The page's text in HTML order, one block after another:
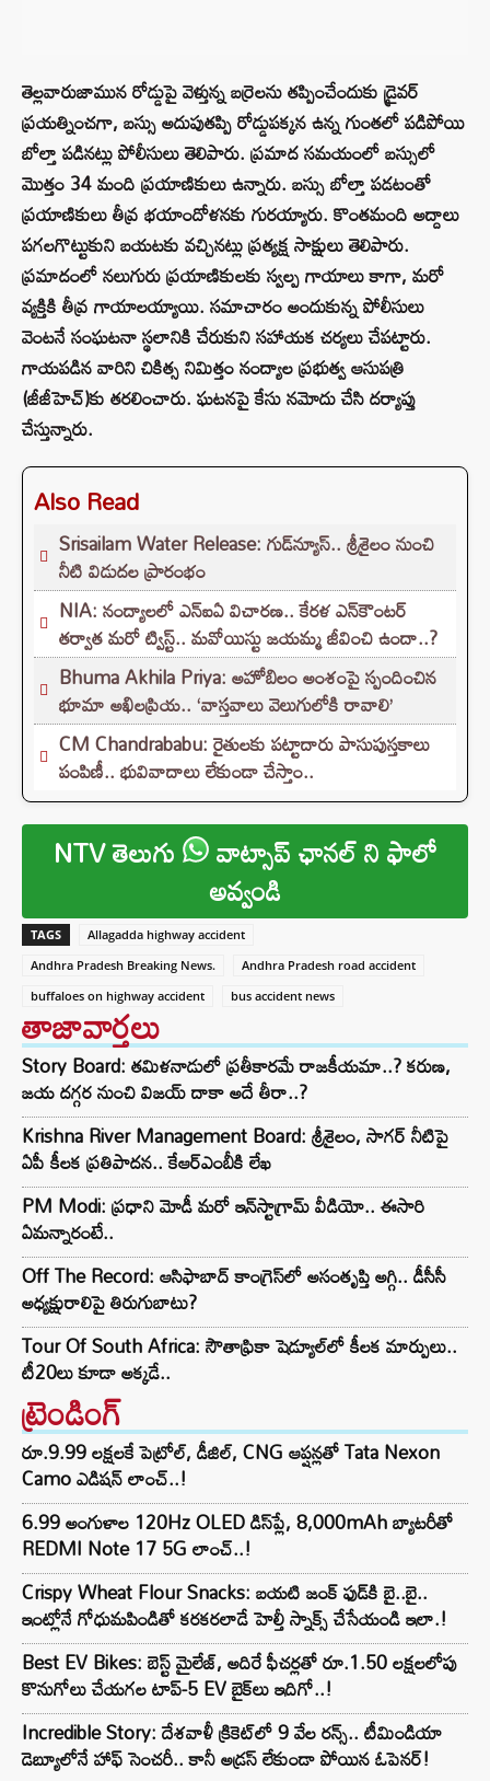
తెల్లవారుజామున రోడ్డుపై వెళ్తున్న బర్రెలను తప్పించేందుకు డ్రైవర్
ప్రయత్నించగా, బస్సు అదుపుతప్పి రోడ్డుపక్కన ఉన్న గుంతలో పడిపోయి
బోల్తా పడినట్లు పోలీసులు తెలిపారు. ప్రమాద సమయంలో బస్సులో
మొత్తం 34 మంది ప్రయాణికులు ఉన్నారు. బస్సు బోల్తా పడటంతో
ప్రయాణికులు తీవ్ర భయాందోళనకు గురయ్యారు. కొంతమంది అద్దాలు
పగలగొట్టుకుని బయటకు వచ్చినట్లు ప్రత్యక్ష సాక్షులు తెలిపారు.
ప్రమాదంలో నలుగురు ప్రయాణికులకు స్వల్ప గాయాలు కాగా, మరో
వ్యక్తికి తీవ్ర గాయాలయ్యాయి. సమాచారం అందుకున్న పోలీసులు
వెంటనే సంఘటనా స్థలానికి చేరుకుని సహాయక చర్యలు చేపట్టారు.
గాయపడిన వారిని చికిత్స నిమిత్తం నంద్యాల ప్రభుత్వ ఆసుపత్రి
(జీజీహెచ్)కు తరలించారు. ఘటనపై కేసు నమోదు చేసి దర్యాప్తు
చేస్తున్నారు.
Also Read
Srisailam Water Release: గుడ్‌న్యూస్‌.. శ్రీశైలం నుంచి
నీటి విడుదల ప్రారంభం
NIA: నంద్యాలలో ఎన్‌ఐఏ విచారణ.. కేరళ ఎన్‌కౌంటర్‌
తర్వాత మరో ట్విస్ట్.. మవోయిస్టు జయమ్మ జీవించి ఉందా..?
Bhuma Akhila Priya: అహోబిలం అంశంపై స్పందించిన
భూమా అఖిలప్రియ.. ‘వాస్తవాలు వెలుగులోకి రావాలి’
CM Chandrababu: రైతులకు పట్టాదారు పాసుపుస్తకాలు
పంపిణీ.. భువివాదాలు లేకుండా చేస్తాం..
NTV తెలుగు వాట్సాప్ ఛానల్ ని ఫాలో
అవ్వండి
TAGS
Allagadda highway accident
Andhra Pradesh Breaking News.
Andhra Pradesh road accident
buffaloes on highway accident
bus accident news
తాజావార్తలు
Story Board: తమిళనాడులో ప్రతీకారమే రాజకీయమా..? కరుణ,
జయ దగ్గర నుంచి విజయ్ దాకా అదే తీరా..?
Krishna River Management Board: శ్రీశైలం, సాగర్ నీటిపై
ఏపీ కీలక ప్రతిపాదన.. కేఆర్ఎంబీకి లేఖ
PM Modi: ప్రధాని మోడీ మరో ఇన్‌స్టాగ్రామ్ వీడియో.. ఈసారి
ఏమన్నారంటే..
Off The Record: ఆసిఫాబాద్ కాంగ్రెస్‌లో అసంతృప్తి అగ్గి.. డీసీసీ
అధ్యక్షురాలిపై తిరుగుబాటు?
Tour Of South Africa: సౌతాఫ్రికా షెడ్యూల్‌లో కీలక మార్పులు..
టీ20లు కూడా అక్కడే..
ట్రెండింగ్‌
రూ.9.99 లక్షలకే పెట్రోల్, డీజిల్, CNG ఆప్షన్లతో Tata Nexon
Camo ఎడిషన్ లాంచ్..!
6.99 అంగుళాల 120Hz OLED డిస్‌ప్లే, 8,000mAh బ్యాటరీతో
REDMI Note 17 5G లాంచ్..!
Crispy Wheat Flour Snacks: బయటి జంక్ ఫుడ్‌కి బై..బై..
ఇంట్లోనే గోధుమపిండితో కరకరలాడే హెల్తీ స్నాక్స్ చేసేయండి ఇలా.!
Best EV Bikes: బెస్ట్ మైలేజ్, అదిరే ఫీచర్లతో రూ.1.50 లక్షలలోపు
కొనుగోలు చేయగల టాప్-5 EV బైక్‌లు ఇదిగో..!
Incredible Story: దేశవాళీ క్రికెట్‌లో 9 వేల రన్స్.. టీమిండియా
డెబ్యూలోనే హాఫ్ సెంచరీ.. కానీ అడ్రస్ లేకుండా పోయిన ఓపెనర్!